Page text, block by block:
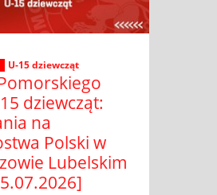
U-15 dziewcząt
dziewcząt:
na
Polski w
Lubelskim